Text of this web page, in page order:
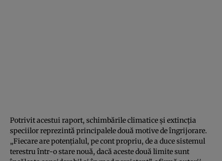
Potrivit acestui raport, schimbările climatice şi extincţia
speciilor reprezintă principalele două motive de îngrijorare.
„Fiecare are potenţialul, pe cont propriu, de a duce sistemul
terestru într-o stare nouă, dacă aceste două limite sunt